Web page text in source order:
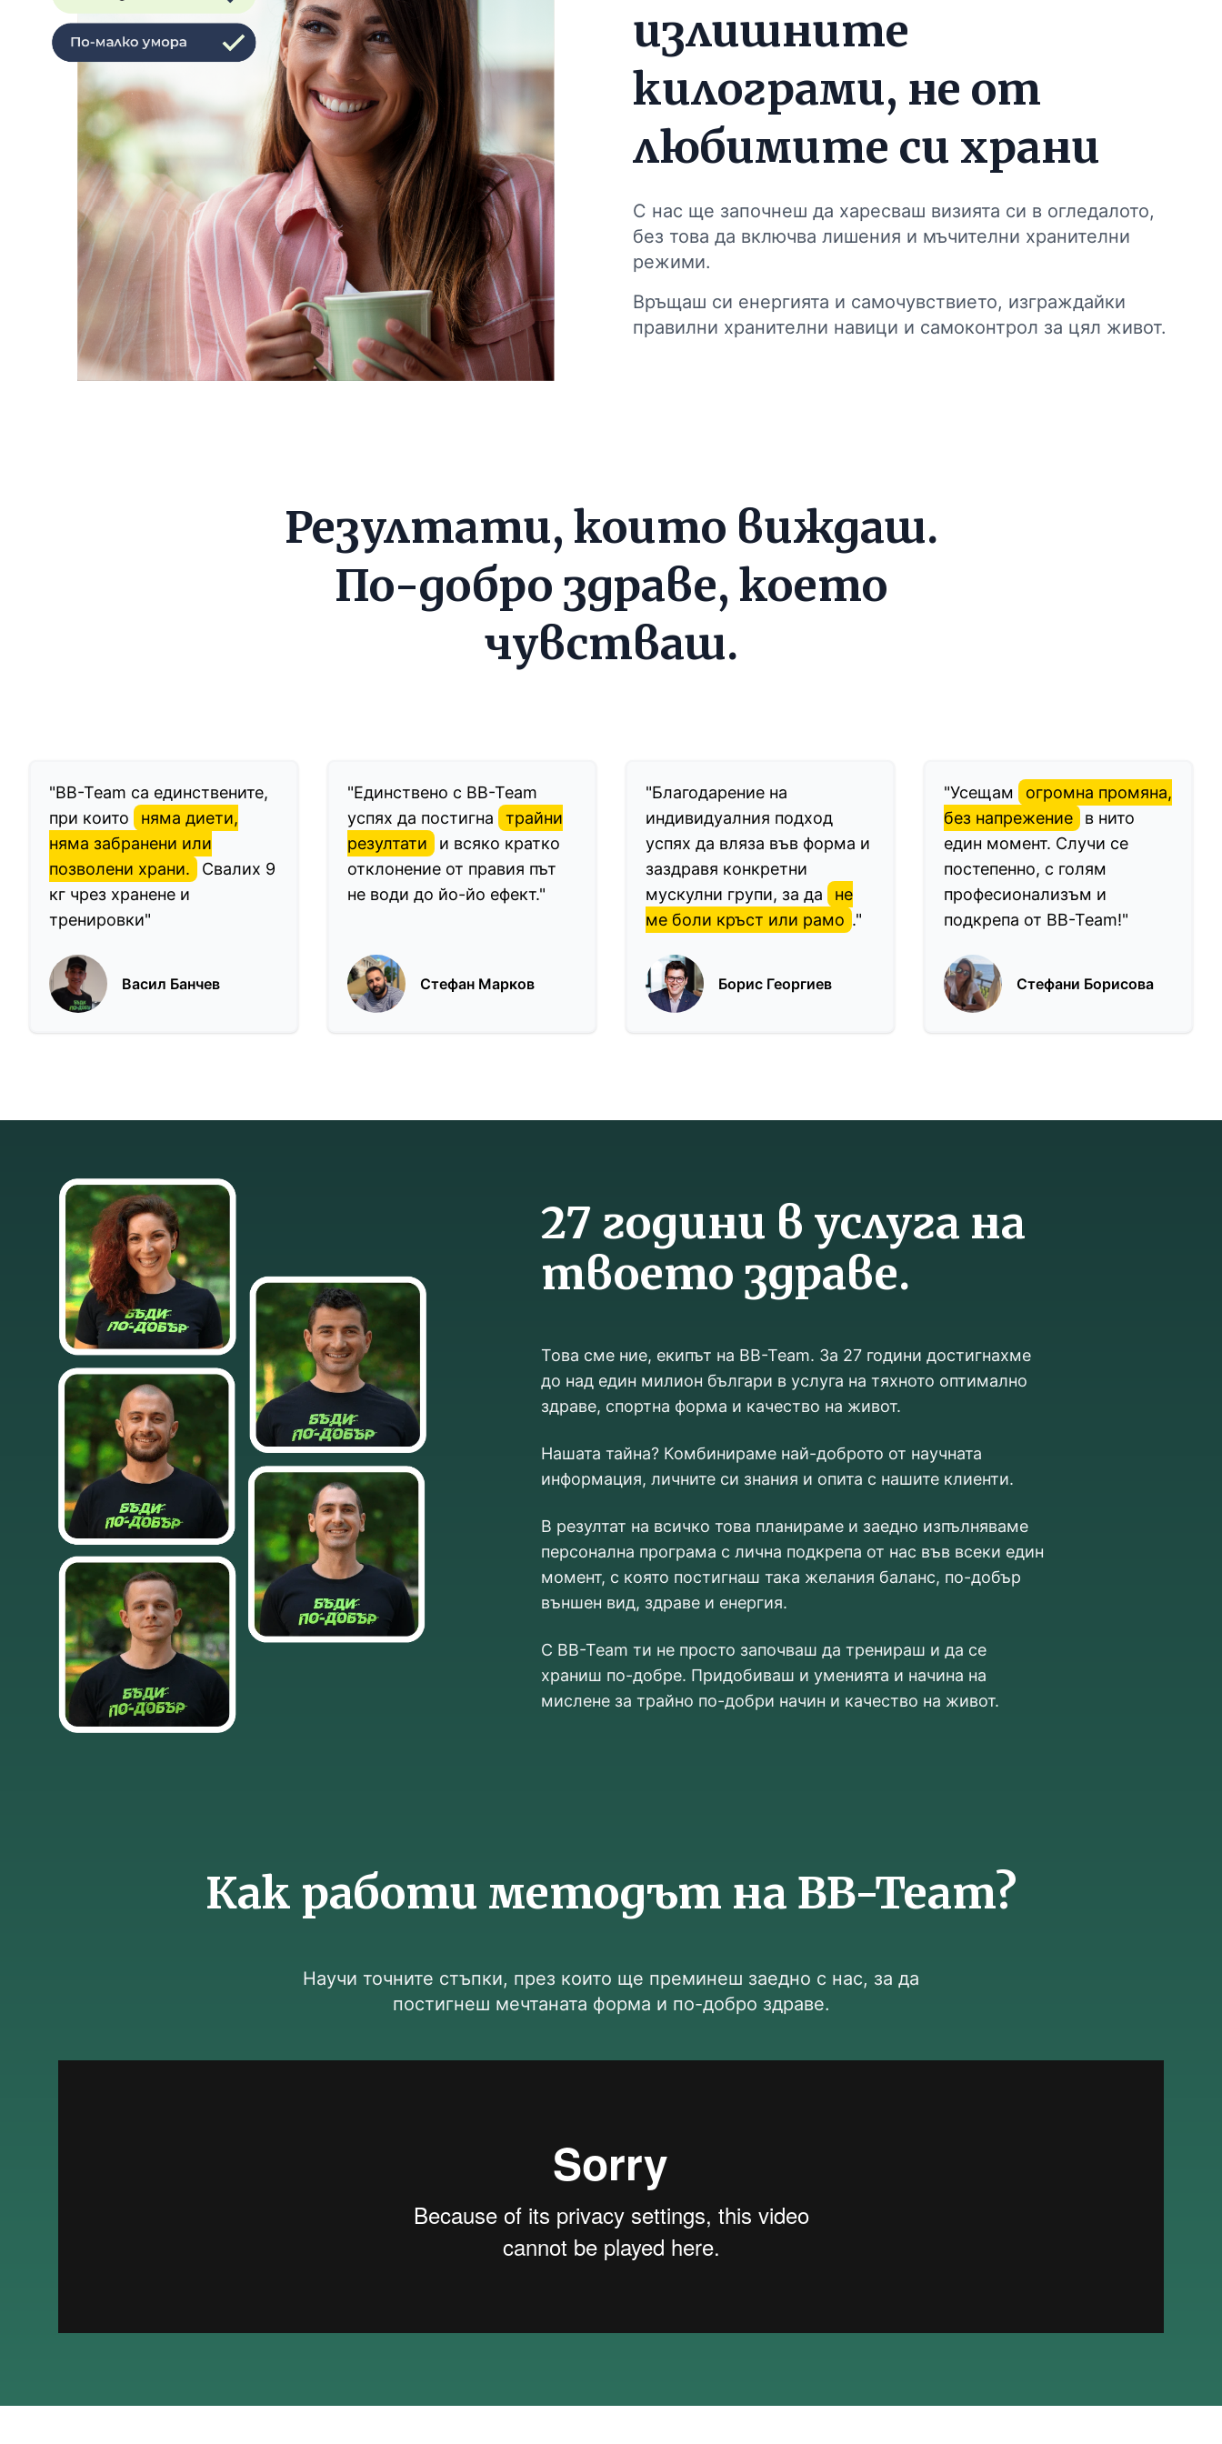
излишните
килограми, не от
любимите си храни
С нас ще започнеш да харесваш визията си в огледалото,
без това да включва лишения и мъчителни хранителни
режими.
Връщаш си енергията и самочувствието, изграждайки
правилни хранителни навици и самоконтрол за цял живот.
Резултати, които виждаш.
По-добро здраве, което
чувстваш.
"BB-Team са единствените,
при които
няма диети,
няма забранени или
позволени храни.
Свалих 9
кг чрез хранене и
тренировки"
Васил Банчев
"Eдинствено с BB-Team
успях да постигна
трайни
резултати
и всяко кратко
отклонение от правия път
не води до йо-йо ефект."
Стефан Марков
"Благодарение на
индивидуалния подход
успях да вляза във форма и
заздравя конкретни
мускулни групи, за да
не
ме боли кръст или рамо ."
Борис Георгиев
"Усещам
огромна промяна,
без напрежение
в нито
един момент. Случи се
постепенно, с голям
професионализъм и
подкрепа от BB-Team!"
Стефани Борисова
27 години в услуга на
твоето здраве.
Това сме ние, екипът на BB-Team. За 27 години достигнахме
до над един милион българи в услуга на тяхното оптимално
здраве, спортна форма и качество на живот.
Нашата тайна? Комбинираме най-доброто от научната
информация, личните си знания и опита с нашите клиенти.
В резултат на всичко това планираме и заедно изпълняваме
персонална програма с лична подкрепа от нас във всеки един
момент, с която постигнаш така желания баланс, по-добър
външен вид, здраве и енергия.
С BB-Team ти не просто започваш да тренираш и да се
храниш по-добре. Придобиваш и уменията и начина на
мислене за трайно по-добри начин и качество на живот.
Как работи методът на BB-Team?
Научи точните стъпки, през които ще преминеш заедно с нас, за да
постигнеш мечтаната форма и по-добро здраве.